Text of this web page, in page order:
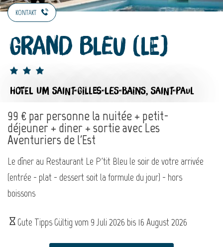
KONTAKT
Grand Bleu (Le)
HOTEL UM SAINT-GILLES-LES-BAINS, SAINT-PAUL
99 € par personne la nuitée + petit-
déjeuner + diner + sortie avec Les
Aventuriers de l'Est
Le dîner au Restaurant Le P'tit Bleu le soir de votre arrivée
(entrée - plat - dessert soit la formule du jour) - hors
boissons
Gute Tipps Gültig vom 9 Juli 2026 bis 16 August 2026